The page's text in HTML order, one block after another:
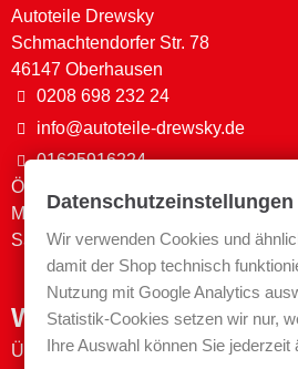
Autoteile Drewsky
Schmachtendorfer Str. 78
46147 Oberhausen
0208 698 232 24
info@autoteile-drewsky.de
01625916224
Öffnungszeiten
Mo-Fr. 08:00 - 13:00 & 14:00 - 17:30
Sa. 09:00 - 12:00
Wichtige Links
Über uns
Datenschutzeinstellungen
Wir verwenden Cookies und
damit der Shop technisch
Nutzung mit Google Analytics
Statistik-Cookies setzen wir nur,
Ihre Auswahl können Sie jederzeit